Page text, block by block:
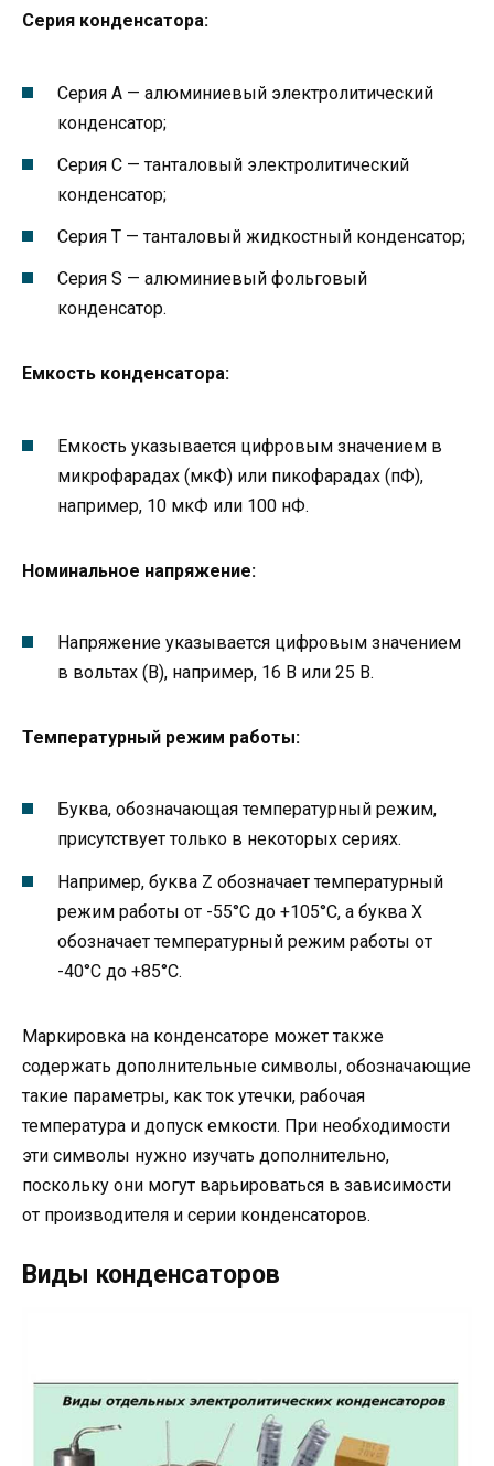
Серия конденсатора:
Серия A — алюминиевый электролитический
конденсатор;
Серия C — танталовый электролитический
конденсатор;
Серия T — танталовый жидкостный конденсатор;
Серия S — алюминиевый фольговый
конденсатор.
Емкость конденсатора:
Емкость указывается цифровым значением в
микрофарадах (мкФ) или пикофарадах (пФ),
например, 10 мкФ или 100 нФ.
Номинальное напряжение:
Напряжение указывается цифровым значением
в вольтах (В), например, 16 В или 25 В.
Температурный режим работы:
Буква, обозначающая температурный режим,
присутствует только в некоторых сериях.
Например, буква Z обозначает температурный
режим работы от -55°C до +105°C, а буква X
обозначает температурный режим работы от
-40°C до +85°C.
Маркировка на конденсаторе может также
содержать дополнительные символы, обозначающие
такие параметры, как ток утечки, рабочая
температура и допуск емкости. При необходимости
эти символы нужно изучать дополнительно,
поскольку они могут варьироваться в зависимости
от производителя и серии конденсаторов.
Виды конденсаторов